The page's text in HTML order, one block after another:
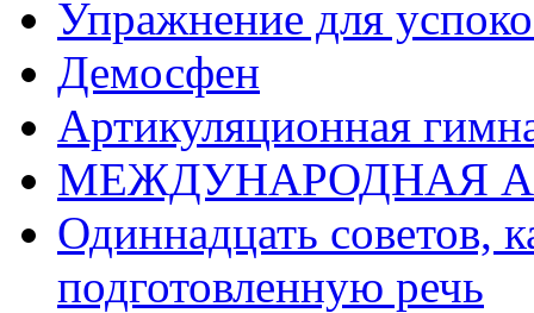
Упражнение для
Демосфен
Артикуляционная
МЕЖДУНАРОДНАЯ
Одиннадцать советов,
подготовленную речь